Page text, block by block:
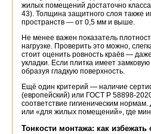
жилых помещений достаточно
43). Толщина защитного слоя
пространств — от 0,5 мм и выше.
Не менее важен показатель
нагрузке. Проверить это можно,
стоит оценить ровность краёв —
укладки. Если плитка имеет
образуя гладкую поверхность.
Ещё один критерий — наличие
(европейский) или ГОСТ Р 58898-
соответствие гигиеническим
или «для жилых помещений», где
Тонкости монтажа: как